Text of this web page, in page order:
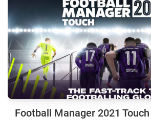
Football Manager 2021